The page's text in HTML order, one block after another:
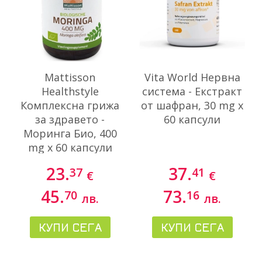
Mattisson
Healthstyle
Комплексна грижа
за здравето -
Моринга Био, 400
mg х 60 капсули
23.37 €
45.70 лв.
КУПИ СЕГА
Vita World Нервна
система - Екстракт
от шафран, 30 mg х
60 капсули
37.41 €
73.16 лв.
КУПИ СЕГА